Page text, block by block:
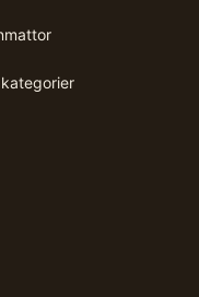
kategorier